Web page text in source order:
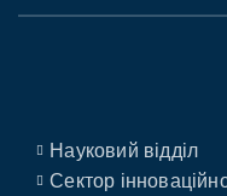
Науковий відділ
Сектор